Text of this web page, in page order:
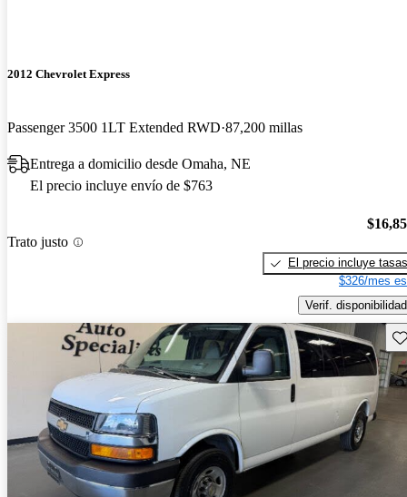
2012 Chevrolet Express
Passenger 3500 1LT Extended RWD 87,200 millas
Entrega a domicilio desde Omaha, NE
El precio incluye envío de $763
Trato justo
El precio incluye tasas
$326/mes
Verif. disponibilidad